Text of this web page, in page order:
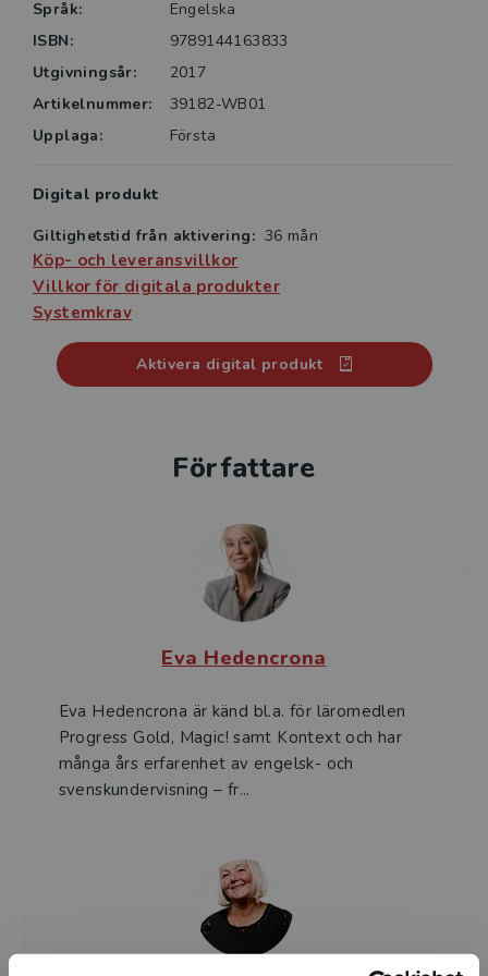
arbetet i skolan eller hemma. Du kan också lägga till
egna idéer och externa länkar samt öppna frågor där
eleven spelar in sina svar. På så vis kan du följa dina
eller inspelning.
Språk:
Engelska
ISBN:
9789144163833
Utgivningsår:
2017
Artikelnummer:
39182-WB01
Upplaga:
Första
Digital produkt
Giltighetstid från aktivering: 36 mån
Köp- och leveransvillkor
Villkor för digitala produkter
Systemkrav
Aktivera digital produkt
Författare
Eva Hedencrona
Eva Hedencrona är känd bl.a. för läromedlen
Progress Gold, Magic! samt Kontext och har
många års erfarenhet av engelsk- och
svenskundervisning – fr...